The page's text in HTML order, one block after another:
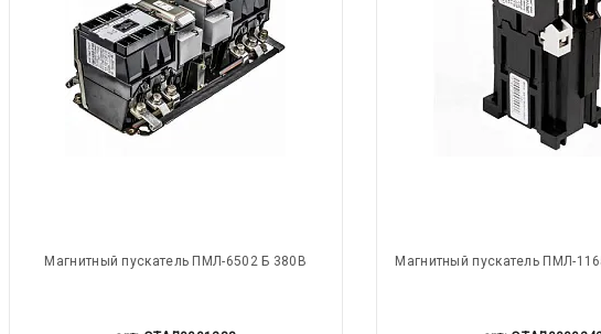
Магнитный пускатель ПМЛ-6502 Б 380В Магнитный пускатель ПМЛ-